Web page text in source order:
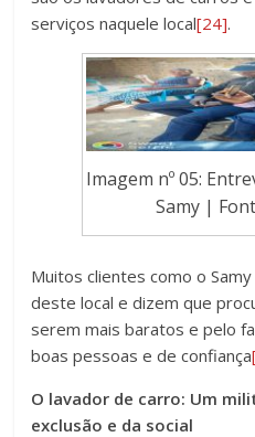
serviços naquele local[24].
Imagem nº 05:
Samy |
Muitos clientes como o
deste local e dizem que
serem mais baratos e pelo
boas pessoas e de confiança
O lavador de carro: Um
exclusão e da social